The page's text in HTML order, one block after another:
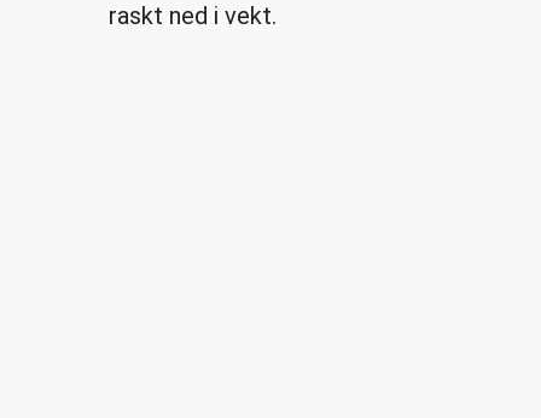
raskt ned i vekt.